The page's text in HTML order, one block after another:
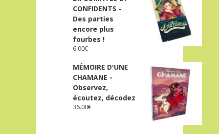
CONFIDENTS -
Des parties
encore plus
fourbes !
6.00€
MÉMOIRE D'UNE
CHAMANE -
Observez,
écoutez, décodez
36.00€